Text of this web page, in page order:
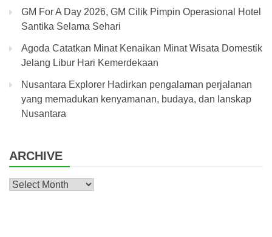
GM For A Day 2026, GM Cilik Pimpin Operasional Hotel
Santika Selama Sehari
Agoda Catatkan Minat Kenaikan Minat Wisata Domestik
Jelang Libur Hari Kemerdekaan
Nusantara Explorer Hadirkan pengalaman perjalanan
yang memadukan kenyamanan, budaya, dan lanskap
Nusantara
ARCHIVE
Archive